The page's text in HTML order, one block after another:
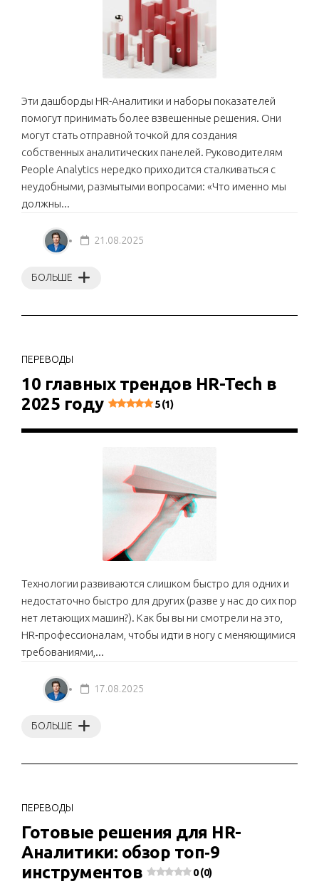
Эти дашборды HR-Аналитики и наборы показателей
помогут принимать более взвешенные решения. Они
могут стать отправной точкой для создания
собственных аналитических панелей. Руководителям
People Analytics нередко приходится сталкиваться с
неудобными, размытыми вопросами: «Что именно мы
должны...
БОЛЬШЕ
21.08.2025
ПЕРЕВОДЫ
10 главных трендов HR-Tech в
2025 году
5 (1)
Технологии развиваются слишком быстро для одних и
недостаточно быстро для других (разве у нас до сих пор
нет летающих машин?). Как бы вы ни смотрели на это,
HR‑профессионалам, чтобы идти в ногу с меняющимися
требованиями,...
БОЛЬШЕ
17.08.2025
ПЕРЕВОДЫ
Готовые решения для HR-
Аналитики: обзор топ‑9
инструментов
0 (0)